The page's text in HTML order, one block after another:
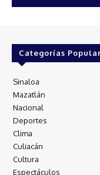
Categorías
Sinaloa
Mazatlán
Nacional
Deportes
Clima
Culiacán
Cultura
Espectáculos